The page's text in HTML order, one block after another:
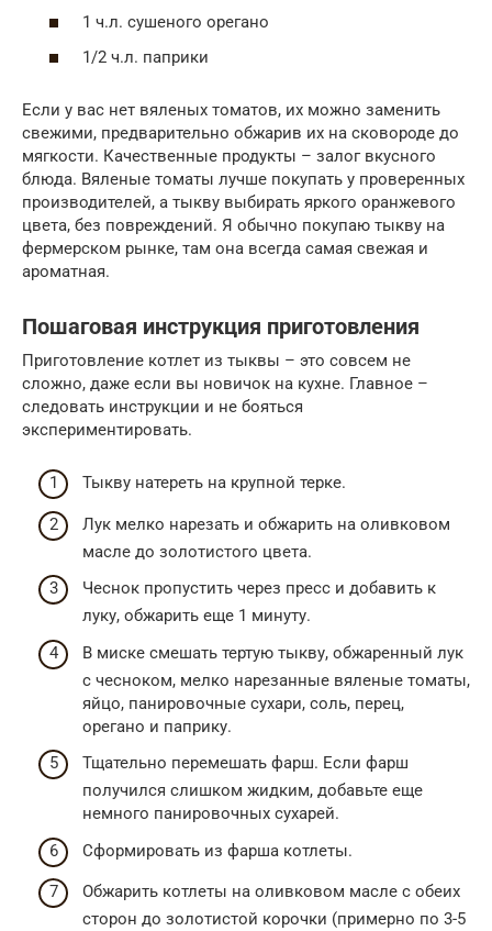
1 ч.л. сушеного орегано
1/2 ч.л. паприки
Если у вас нет вяленых томатов, их можно заменить
свежими, предварительно обжарив их на сковороде до
мягкости. Качественные продукты – залог вкусного
блюда. Вяленые томаты лучше покупать у проверенных
производителей, а тыкву выбирать яркого оранжевого
цвета, без повреждений. Я обычно покупаю тыкву на
фермерском рынке, там она всегда самая свежая и
ароматная.
Пошаговая инструкция приготовления
Приготовление котлет из тыквы – это совсем не
сложно, даже если вы новичок на кухне. Главное –
следовать инструкции и не бояться
экспериментировать.
Тыкву натереть на крупной терке.
Лук мелко нарезать и обжарить на оливковом
масле до золотистого цвета.
Чеснок пропустить через пресс и добавить к
луку, обжарить еще 1 минуту.
В миске смешать тертую тыкву, обжаренный лук
с чесноком, мелко нарезанные вяленые томаты,
яйцо, панировочные сухари, соль, перец,
орегано и паприку.
Тщательно перемешать фарш. Если фарш
получился слишком жидким, добавьте еще
немного панировочных сухарей.
Сформировать из фарша котлеты.
Обжарить котлеты на оливковом масле с обеих
сторон до золотистой корочки (примерно по 3-5